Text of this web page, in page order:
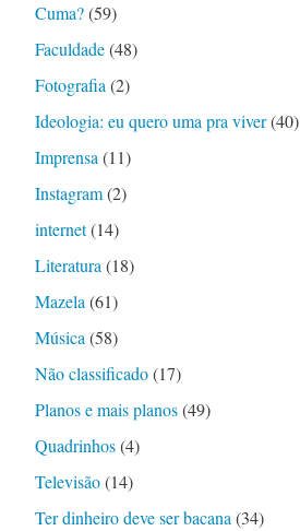
Cuma?(59)
Faculdade(48)
Fotografia (2)
Ideologia: eu quero uma pra viver(40)
Imprensa (11)
Instagram(2)
internet(14)
Literatura (18)
Mazela (61)
Música (58)
Não classificado(17)
Planos e mais planos(49)
Quadrinhos(4)
Televisão(14)
Ter dinheiro deve ser bacana (34)